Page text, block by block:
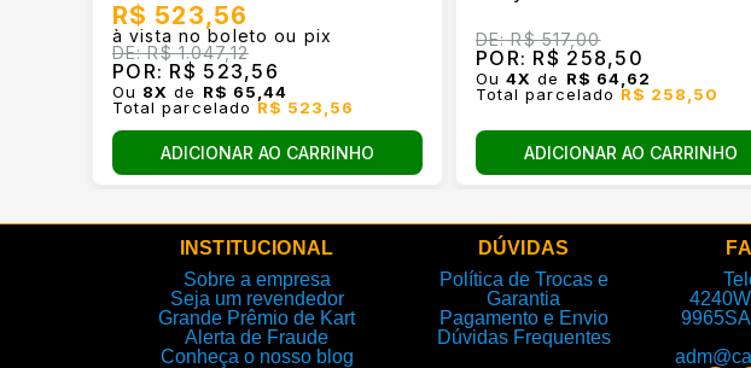
R$ 523,56
à vista no boleto ou pix
DE:R$ 1.047,12
POR: R$ 523,56
Ou 8X de R$ 65,44
Total parcelado R$ 523,56
ADICIONAR AO CARRINHO
DE:R$ 517,00
POR: R$ 258,50
Ou4X de R$ 64,62
Total parcelado R$ 258,50
ADICIONAR AO CARRINHO
INSTITUCIONAL
Sobre a empresa
Seja um revendedor
Grande Prêmio de Kart
Alerta de Fraude
Conheça o nosso blog
DÚVIDAS
Política de Trocas e
Garantia
Pagamento e Envio
Dúvidas Frequentes
4240
9965